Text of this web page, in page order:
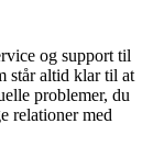
og support til
står altid klar til at
problemer, du
relationer med